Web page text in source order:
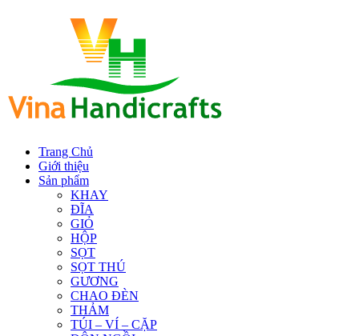
Trang Chủ
Giới thiệu
Sản phẩm
KHAY
ĐĨA
GIỎ
HỘP
SỌT
SỌT THÚ
GƯƠNG
CHAO ĐÈN
THẢM
TÚI – VÍ – CẶP